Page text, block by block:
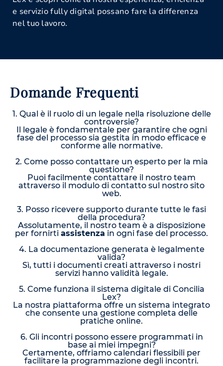
e servizio fully digital possano fare la differenza
nel tuo lavoro.
Domande Frequenti
1. Qual è il ruolo di un legale nella risoluzione delle
controversie?
Il legale è fondamentale per garantire che ogni
fase del processo sia gestita in modo efficace e
conforme alle normative.
2. Come posso contattare un esperto per la mia
questione?
Puoi facilmente contattare il nostro team
attraverso il modulo di contatto sul nostro sito
web.
3. Posso ricevere supporto durante tutte le fasi
della procedura?
Assolutamente, il nostro team è a disposizione
per fornirti assistenza in ogni fase del processo.
4. La documentazione generata è legalmente
valida?
Sì, tutti i documenti creati attraverso i nostri
servizi hanno validità legale.
5. Come funziona il sistema digitale di Concilia
Lex?
La nostra piattaforma offre un sistema integrato
che consente una gestione completa delle
pratiche online.
6. Gli incontri possono essere programmati in
base ai miei impegni?
Certamente, offriamo calendari flessibili per
facilitare la programmazione degli incontri.